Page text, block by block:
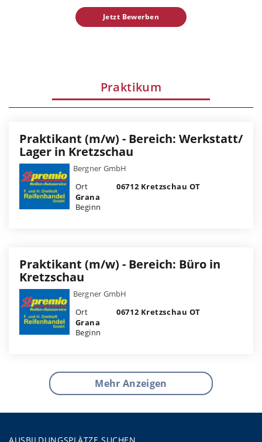
Jetzt Bewerben
Praktikum
Praktikant (m/w) - Bereich: Werkstatt/
Lager in Kretzschau
Bergner GmbH
Ort
06712 Kretzschau OT
Grana
Beginn
Praktikant (m/w) - Bereich: Büro in
Kretzschau
Bergner GmbH
Ort
06712 Kretzschau OT
Grana
Beginn
Mehr Anzeigen
AUSBILDUNGSPLÄTZE SUCHEN